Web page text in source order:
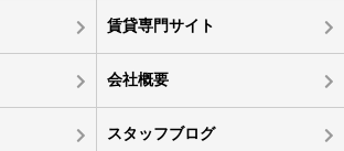
賃貸専門サイト
会社概要
スタッフブログ